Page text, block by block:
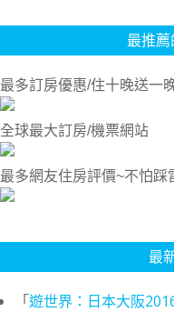
最推
最多訂房優惠/住十晚送一
全球最大訂房/機票網站
最多網友住房評價~不怕踩
最
「遊世界：日本大阪